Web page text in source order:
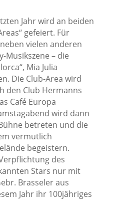
Jahr wird an beiden
gefeiert. Für
vielen anderen
Musikszene – die
Mia Julia
Die Club-Area wird
den Club Hermanns
Café Europa
wird dann
betreten und die
vermutlich
begeistern.
des
Stars nur mit
Brasseler aus
Jahr ihr 100jähriges